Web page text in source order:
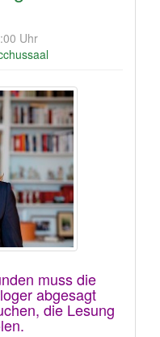
Uhr
muss die
abgesagt
die Lesung